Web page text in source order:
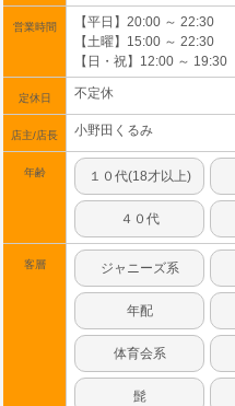
営業時間
【平日】20:00 ～ 22:30
【土曜】15:00 ～ 22:30
【日・祝】12:00 ～ 19:30
定休日 不定休
店主/店長 小野田くるみ
年齢 １０代(18才以上)
４０代
客層 ジャニーズ系
年配
体育会系
髭